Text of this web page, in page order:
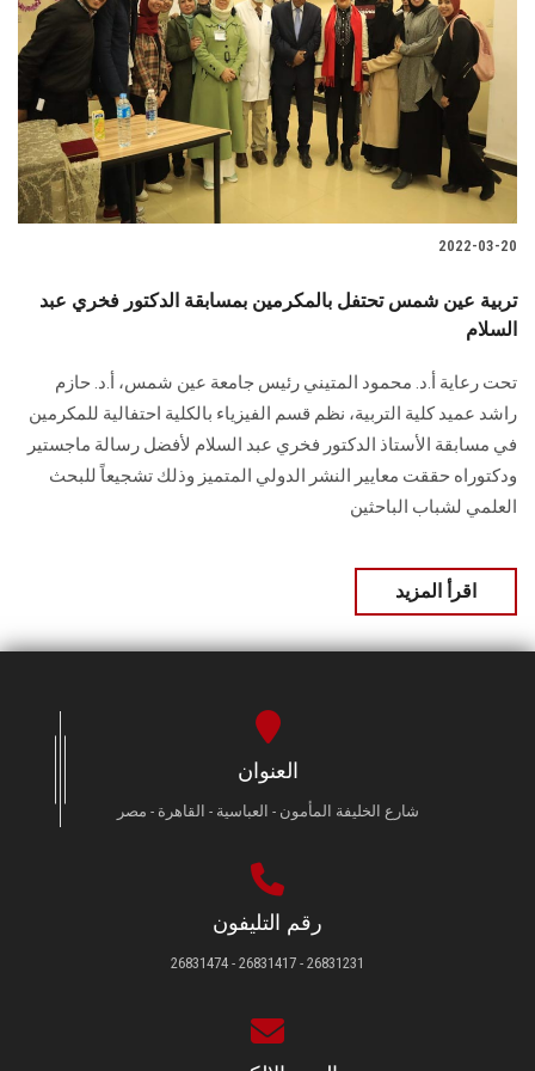
الطلاب
هيئة التدريس
الدراسات العليا
الخريجين
سجل الان
2022-03-20
تربية عين شمس تحتفل بالمكرمين بمسابقة الدكتور فخري عبد
السلام
تحت رعاية أ.د. محمود المتيني رئيس جامعة عين شمس، أ.د. حازم
راشد عميد كلية التربية، نظم قسم الفيزياء بالكلية احتفالية للمكرمين
في مسابقة الأستاذ الدكتور فخري عبد السلام لأفضل رسالة ماجستير
ودكتوراه حققت معايير النشر الدولي المتميز وذلك تشجيعاً للبحث
العلمي لشباب الباحثين
اقرأ المزيد
العنوان
شارع الخليفة المأمون - العباسية - القاهرة - مصر
رقم التليفون
26831231 - 26831417 - 26831474